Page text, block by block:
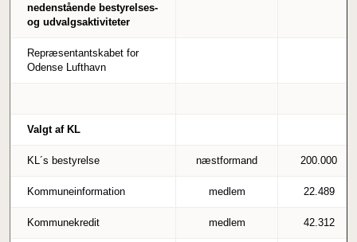
nedenstående bestyrelses-
og udvalgsaktiviteter
Repræsentantskabet for
Odense Lufthavn
Valgt af KL
KL´s bestyrelse næstformand 200.000
Kommuneinformation medlem 22.489
Kommunekredit medlem 42.312